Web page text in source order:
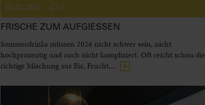
01.07.2026 0
FRISCHE ZUM AUFGIESSEN
Sommerdrinks müssen 2026 nicht schwer sein, nicht
hochprozentig und auch nicht kompliziert. Oft reicht schon die
richtige Mischung aus Eis, Frucht,...